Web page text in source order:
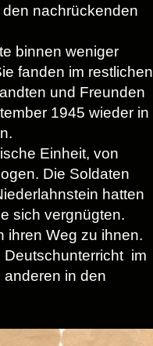
nachrückenden
binnen weniger
fanden im restlichen
und Freunden
1945 wieder in
Einheit, von
Die Soldaten
hatten
sich vergnügten.
ihren Weg zu ihnen.
Deutschunterricht im
in den